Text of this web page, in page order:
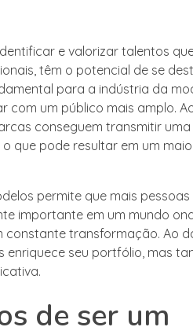
e valorizar talentos
têm o potencial de se
para a indústria da
um público mais amplo.
conseguem transmitir uma
que pode resultar em um
permite que mais pessoas
importante em um mundo
constante transformação. Ao
enriquece seu portfólio, mas
de ser um